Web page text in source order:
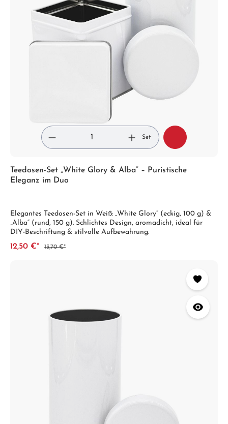
Set
Teedosen-Set „White Glory & Alba“ – Puristische
Eleganz im Duo
Elegantes Teedosen-Set in Weiß: „White Glory“ (eckig, 100 g) &
„Alba“ (rund, 150 g). Schlichtes Design, aromadicht, ideal für
DIY-Beschriftung & stilvolle Aufbewahrung.
12,50 €* 13,70 €*